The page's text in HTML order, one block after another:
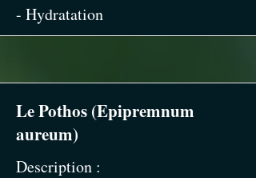
- Hydratation
Le Pothos (Epipremnum
aureum)
Description :